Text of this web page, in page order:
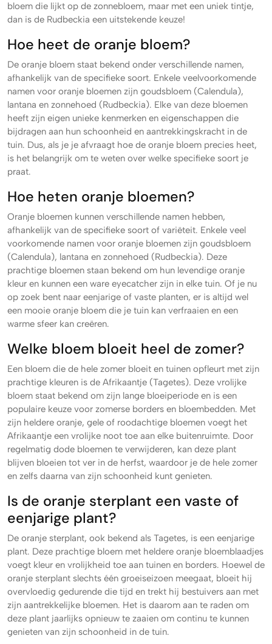
bloem die lijkt op de zonnebloem, maar met een uniek tintje,
dan is de Rudbeckia een uitstekende keuze!
Hoe heet de oranje bloem?
De oranje bloem staat bekend onder verschillende namen,
afhankelijk van de specifieke soort. Enkele veelvoorkomende
namen voor oranje bloemen zijn goudsbloem (Calendula),
lantana en zonnehoed (Rudbeckia). Elke van deze bloemen
heeft zijn eigen unieke kenmerken en eigenschappen die
bijdragen aan hun schoonheid en aantrekkingskracht in de
tuin. Dus, als je je afvraagt hoe de oranje bloem precies heet,
is het belangrijk om te weten over welke specifieke soort je
praat.
Hoe heten oranje bloemen?
Oranje bloemen kunnen verschillende namen hebben,
afhankelijk van de specifieke soort of variëteit. Enkele veel
voorkomende namen voor oranje bloemen zijn goudsbloem
(Calendula), lantana en zonnehoed (Rudbeckia). Deze
prachtige bloemen staan bekend om hun levendige oranje
kleur en kunnen een ware eyecatcher zijn in elke tuin. Of je nu
op zoek bent naar eenjarige of vaste planten, er is altijd wel
een mooie oranje bloem die je tuin kan verfraaien en een
warme sfeer kan creëren.
Welke bloem bloeit heel de zomer?
Een bloem die de hele zomer bloeit en tuinen opfleurt met zijn
prachtige kleuren is de Afrikaantje (Tagetes). Deze vrolijke
bloem staat bekend om zijn lange bloeiperiode en is een
populaire keuze voor zomerse borders en bloembedden. Met
zijn heldere oranje, gele of roodachtige bloemen voegt het
Afrikaantje een vrolijke noot toe aan elke buitenruimte. Door
regelmatig dode bloemen te verwijderen, kan deze plant
blijven bloeien tot ver in de herfst, waardoor je de hele zomer
en zelfs daarna van zijn schoonheid kunt genieten.
Is de oranje sterplant een vaste of
eenjarige plant?
De oranje sterplant, ook bekend als Tagetes, is een eenjarige
plant. Deze prachtige bloem met heldere oranje bloemblaadjes
voegt kleur en vrolijkheid toe aan tuinen en borders. Hoewel de
oranje sterplant slechts één groeiseizoen meegaat, bloeit hij
overvloedig gedurende die tijd en trekt hij bestuivers aan met
zijn aantrekkelijke bloemen. Het is daarom aan te raden om
deze plant jaarlijks opnieuw te zaaien om continu te kunnen
genieten van zijn schoonheid in de tuin.